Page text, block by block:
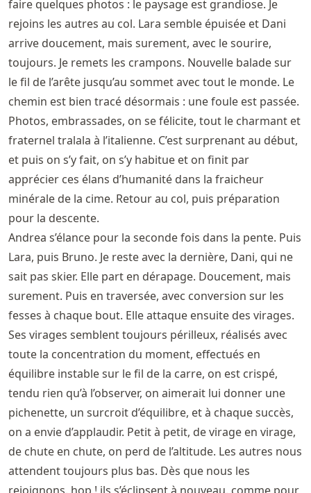
faire quelques photos : le paysage est grandiose. Je
rejoins les autres au col. Lara semble épuisée et Dani
arrive doucement, mais surement, avec le sourire,
toujours. Je remets les crampons. Nouvelle balade sur
le fil de l’arête jusqu’au sommet avec tout le monde. Le
chemin est bien tracé désormais : une foule est passée.
Photos, embrassades, on se félicite, tout le charmant et
fraternel tralala à l’italienne. C’est surprenant au début,
et puis on s’y fait, on s’y habitue et on finit par
apprécier ces élans d’humanité dans la fraicheur
minérale de la cime. Retour au col, puis préparation
pour la descente.
Andrea s’élance pour la seconde fois dans la pente. Puis
Lara, puis Bruno. Je reste avec la dernière, Dani, qui ne
sait pas skier. Elle part en dérapage. Doucement, mais
surement. Puis en traversée, avec conversion sur les
fesses à chaque bout. Elle attaque ensuite des virages.
Ses virages semblent toujours périlleux, réalisés avec
toute la concentration du moment, effectués en
équilibre instable sur le fil de la carre, on est crispé,
tendu rien qu’à l’observer, on aimerait lui donner une
pichenette, un surcroit d’équilibre, et à chaque succès,
on a envie d’applaudir. Petit à petit, de virage en virage,
de chute en chute, on perd de l’altitude. Les autres nous
attendent toujours plus bas. Dès que nous les